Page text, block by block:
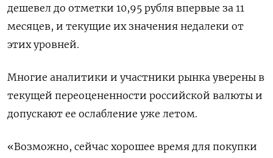
дешевел до отметки 10,95 рубля впервые за 11
месяцев, и текущие их значения недалеки от
этих уровней.
Многие аналитики и участники рынка уверены в
текущей переоцененности российской валюты и
допускают ее ослабление уже летом.
«Возможно, сейчас хорошее время для покупки